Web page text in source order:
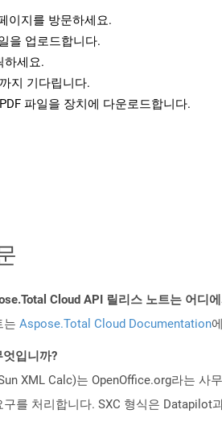
이지를 방문하세요.
을 업로드합니다.
하세요.
지 기다립니다.
파일을 장치에 다운로드합니다.
Cloud API 릴리스 노트는 어디
는 Aspose.Total Cloud Documentation
입니까?
XML Calc)는 OpenOffice.org라는
구를 처리합니다. SXC 형식은